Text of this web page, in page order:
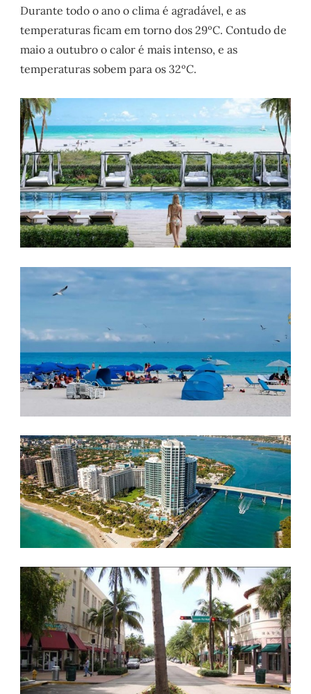
Durante todo o ano o clima é agradável, e as
temperaturas ficam em torno dos 29ºC. Contudo de
maio a outubro o calor é mais intenso, e as
temperaturas sobem para os 32ºC.